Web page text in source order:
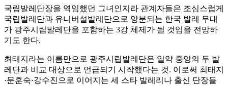
국립발레단장을 역임했던 그녀인지라 관계자들은 조심스럽게
국립발레단과 유니버설발레단으로 양분되는 한국 발레 무대
가 광주시립발레단을 포함하는 3강 체제가 될 것임을 전망하
기도 한다.
최태지라는 이름만으로 광주시립발레단은 일약 중앙의 두 발
레단과 비교 대상으로 언급되기 시작했다는 것. 이로써 최태지
·문훈숙·강수진으로 이어지는 세 스타 발레리나 출신 단장들